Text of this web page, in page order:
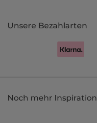
Unsere Bezahlarten
Noch mehr Inspiration